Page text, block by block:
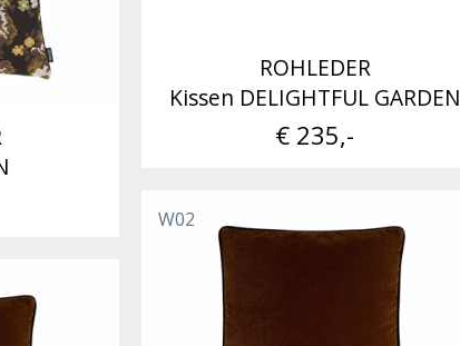
ROHLEDER
Kissen DELIGHTFUL GARDEN
€ 235,-
W02